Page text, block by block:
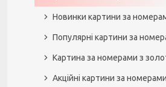
Новинки картини за
Популярні картини за
Картина за номерами з
Акційні картини за номерами